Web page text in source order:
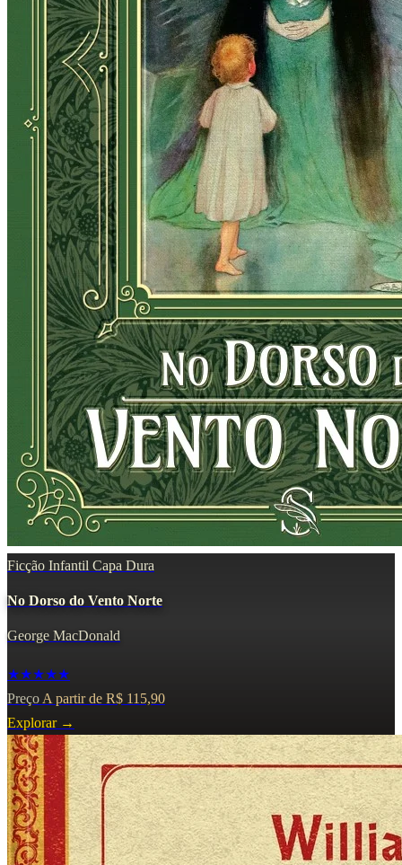
Ficção Infantil Capa Dura
No Dorso do Vento Norte
George MacDonald
★★★★★
PreçoA partir de R$ 115,90
Explorar →